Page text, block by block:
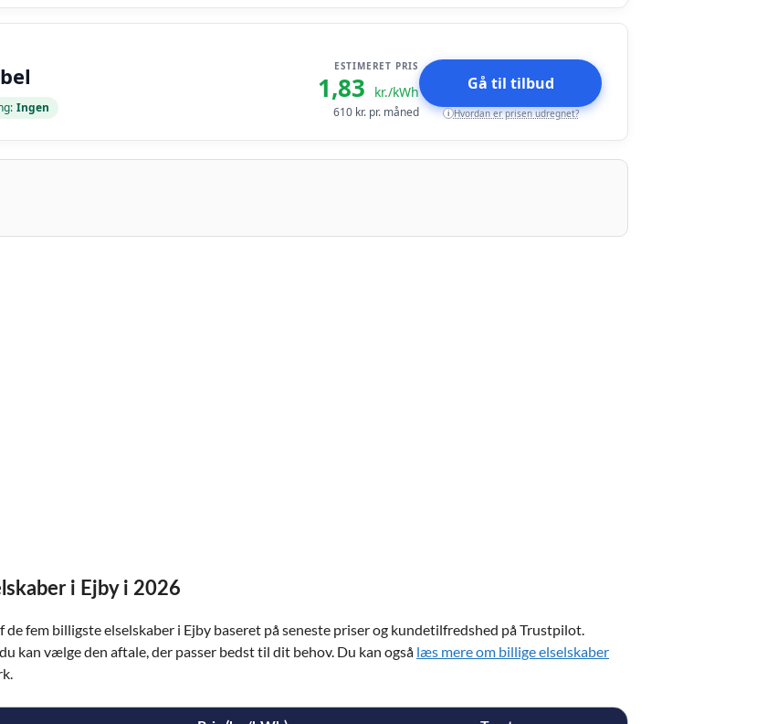
Ingen
ESTIMERET PRIS
1,83 kr./kWh
610 kr. pr. måned
Gå til tilbud
i Hvordan er prisen udregnet?
i Ejby i 2026
fem billigste elselskaber i Ejby baseret på seneste priser og kundetilfredshed på Trustpilot.
kan vælge den aftale, der passer bedst til dit behov. Du kan også læs mere om billige elselskaber